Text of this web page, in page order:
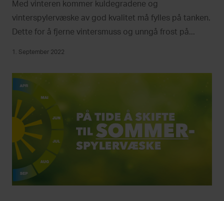
Med vinteren kommer kuldegradene og
vinterspylervæske av god kvalitet må fylles på tanken.
Dette for å fjerne vintersmuss og unngå frost på...
1. September 2022